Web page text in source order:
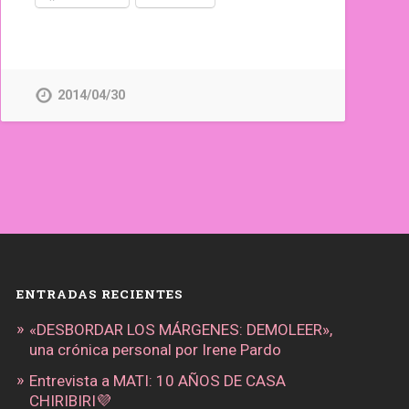
2014/04/30
ENTRADAS RECIENTES
«DESBORDAR LOS MÁRGENES: DEMOLEER»,
una crónica personal por Irene Pardo
Entrevista a MATI: 10 AÑOS DE CASA
CHIRIBIRI💜